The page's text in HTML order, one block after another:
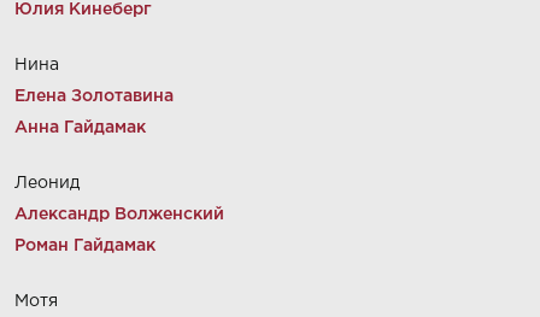
Юлия Кинеберг
Нина
Елена Золотавина
Анна Гайдамак
Леонид
Александр Волженский
Роман Гайдамак
Мотя